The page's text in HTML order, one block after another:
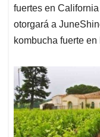
fuertes en
otorgará a
kombucha fuerte